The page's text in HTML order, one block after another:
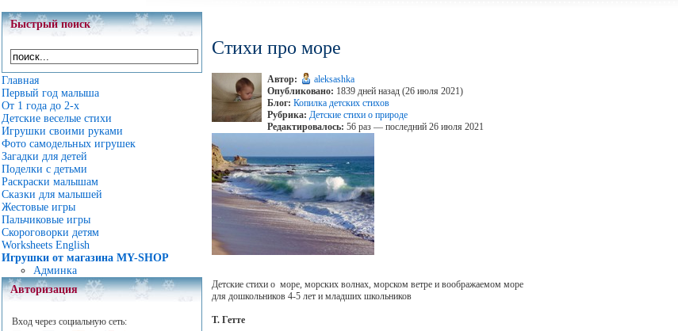
Быстрый поиск
Главная
Первый год малыша
От 1 года до 2-х
Детские веселые стихи
Игрушки своими руками
Фото самодельных игрушек
Загадки для детей
Поделки с детьми
Раскраски малышам
Сказки для малышей
Жестовые игры
Пальчиковые игры
Скороговорки детям
Worksheets English
Игрушки от магазина MY-SHOP
Админка
Авторизация
Вход через социальную сеть:
Стихи про море
Автор:
aleksashka
Опубликовано: 1839 дней назад (26 июля 2021)
Блог: Копилка детских стихов
Рубрика: Детские стихи о природе
Редактировалось: 56 раз — последний 26 июля 2021
Детские стихи о море, морских волнах, морском ветре и воображаемом море
для дошкольников 4-5 лет и младших школьников
Т. Гетте